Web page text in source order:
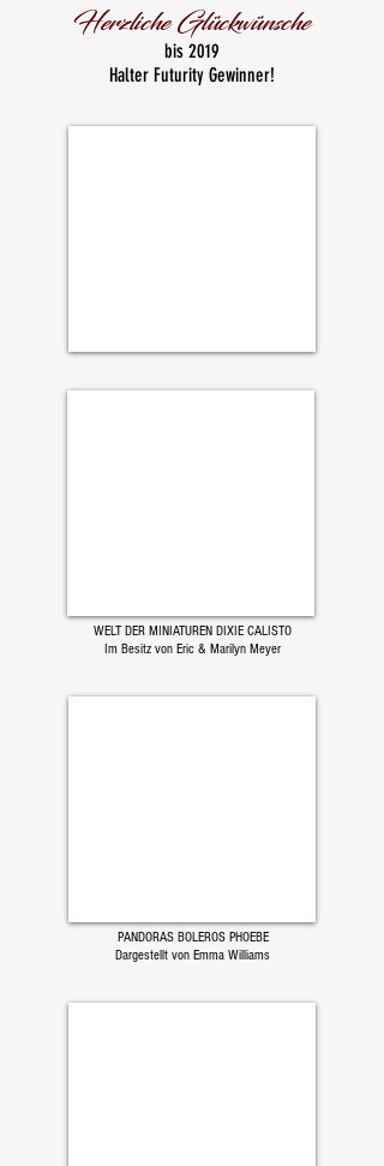
Herzliche Glückwünsche
bis 2019
Halter Futurity Gewinner!
WELT DER MINIATUREN DIXIE CALISTO
Im Besitz von Eric & Marilyn Meyer
PANDORAS BOLEROS PHOEBE
Dargestellt von Emma Williams